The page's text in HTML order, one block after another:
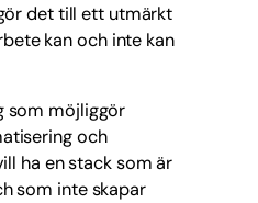
det till ett utmärkt
kan och inte kan
som möjliggör
och
ha en stack som är
som inte skapar